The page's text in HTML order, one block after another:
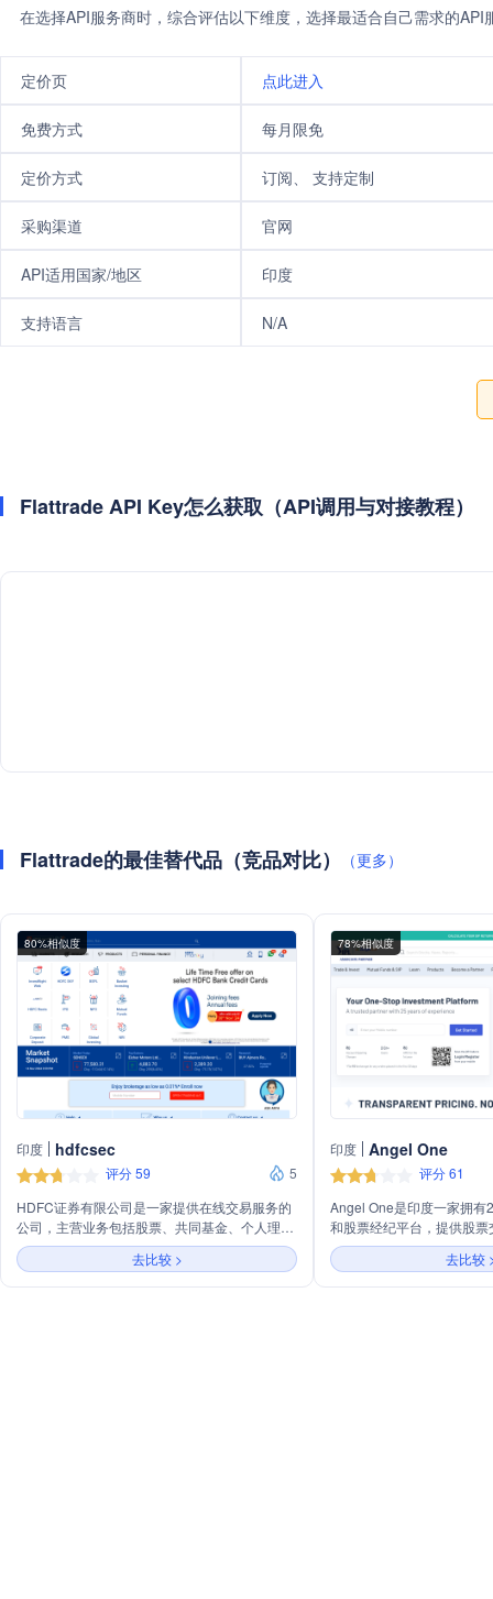
在选择API服务商时，综合评估以下维度，选择最适合自己需求的
定价页 点此进入
免费方式 每月限免
定价方式 订阅、 支持定制
采购渠道 官网
API适用国家/地区 印度
支持语言 N/A
Flattrade API Key怎么获取（API调用与对接教程）
Flattrade的最佳替代品（竞品对比） （更多）
80%相似度
印度 hdfcsec
评分 59
5
HDFC证券有限公司是一家提供在线交易服务的
公司，主营业务包括股票、共同基金、个人理财
等。公司提供低至0.01%的经纪服务，并拥有独
立的自营交易台，与研究团队保持距离。HDFC
证券还是注册的共同基金分销商，致力于为投资
去比较 >
78%相似度
印度 Angel One
评分 61
Angel One是印度一家拥有
和股票经纪平台，提供股
发行、即将上市的IPO等多
平台特色包括透明的定价
的共同基金投资/SIPs、投
去比较